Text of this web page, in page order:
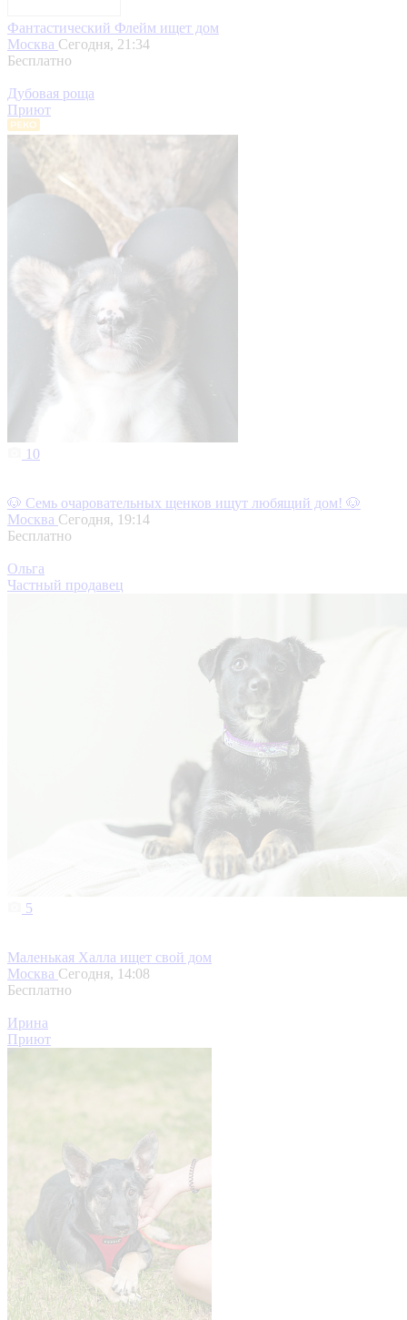
Фантастический Флейм ищет дом
Москва Сегодня, 21:34
Бесплатно
Дубовая роща
Приют
10
🐶 Семь очаровательных щенков ищут любящий дом! 🐶
Москва Сегодня, 19:14
Бесплатно
Ольга
Частный продавец
5
Маленькая Халла ищет свой дом
Москва Сегодня, 14:08
Бесплатно
Ирина
Приют